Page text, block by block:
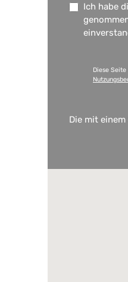
Ich habe
Diese
Die mit